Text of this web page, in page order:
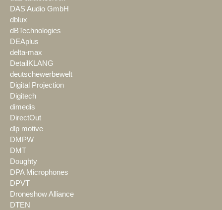
DAS Audio GmbH
dblux
dBTechnologies
DEAplus
delta-max
DetailKLANG
deutschewerbewelt
Digital Projection
Digitech
dimedis
DirectOut
dlp motive
DMPW
DMT
Doughty
DPA Microphones
DPVT
Droneshow Alliance
DTEN